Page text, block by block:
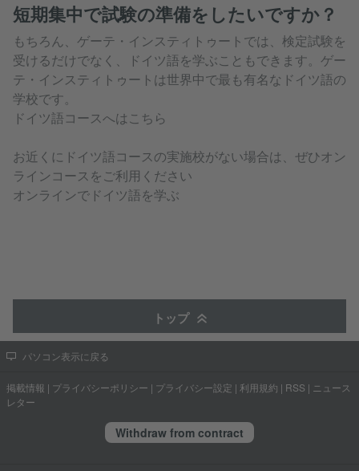
短期集中で試験の準備をしたいですか？
もちろん、ゲーテ・インスティトゥートでは、検定試験を
受けるだけでなく、ドイツ語を学ぶこともできます。ゲー
テ・インスティトゥートは世界中で最も有名なドイツ語の
学校です。
ドイツ語コースへはこちら
お近くにドイツ語コースの実施校がない場合は、ぜひオン
ラインコースをご利用ください
オンラインでドイツ語を学ぶ
トップ
パソコン表示に戻る
掲載情報 | プライバシーポリシー | プライバシー設定 | 利用規約 | RSS | ニュース
レター
Withdraw from contract